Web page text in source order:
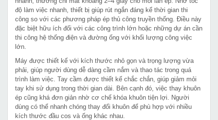
độ làm việc nhanh, thiết bị giúp rút ngắn đáng kể thời gian thi
công so với các phương pháp ép thủ công truyền thống. Điều này
đặc biệt hữu ích đối với các công trình lớn hoặc những dự án cần
thi công hệ thống điện và đường ống với khối lượng công việc
lớn.
Máy được thiết kế với kích thước nhỏ gọn và trọng lượng vừa
phải, giúp người dùng dễ dàng cầm nắm và thao tác trong quá
trình làm việc. Tay cầm được thiết kế chắc chắn, giúp giảm mỏi
tay khi sử dụng trong thời gian dài. Bên cạnh đó, việc thay khuôn
ép cũng khá đơn giản nhờ cơ chế khóa khuôn tiện lợi. Người
dùng có thể nhanh chóng thay đổi khuôn để phù hợp với nhiều
kích thước đầu cos và ống khác nhau.